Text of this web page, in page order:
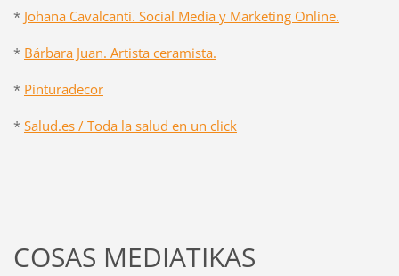
* Johana Cavalcanti. Social Media y Marketing Online.
* Bárbara Juan. Artista ceramista.
* Pinturadecor
* Salud.es / Toda la salud en un click
COSAS MEDIATIKAS